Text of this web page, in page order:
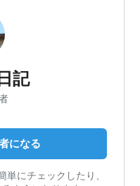
記
になる
にチェックしたり、